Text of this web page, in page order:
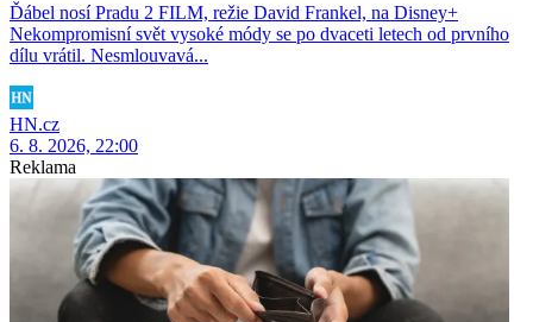
Ďábel nosí Pradu 2 FILM, režie David Frankel, na Disney+
Nekompromisní svět vysoké módy se po dvaceti letech od prvního
dílu vrátil. Nesmlouvavá...
HN.cz
6. 8. 2026, 22:00
Reklama